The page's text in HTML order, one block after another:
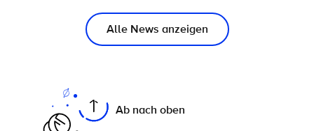
Alle News anzeigen
Ab nach oben